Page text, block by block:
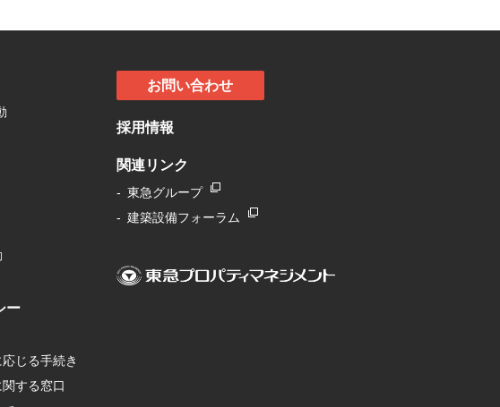
ー
じる手続き
する窓口
お問い合わせ
採用情報
関連リンク
東急グループ
建築設備フォーラム